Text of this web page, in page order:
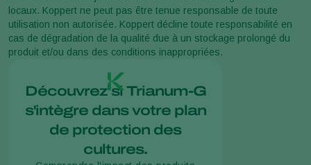
locaux. Koppert ne peut pas être tenue responsable de toute
utilisation non autorisée. Koppert décline toute responsabilité en
cas de dégradation de la qualité due à un stockage prolongé du
produit et/ou dans des conditions inappropriées.
Découvrez si Trianum-G
s'intègre dans votre plan
de protection des
cultures.